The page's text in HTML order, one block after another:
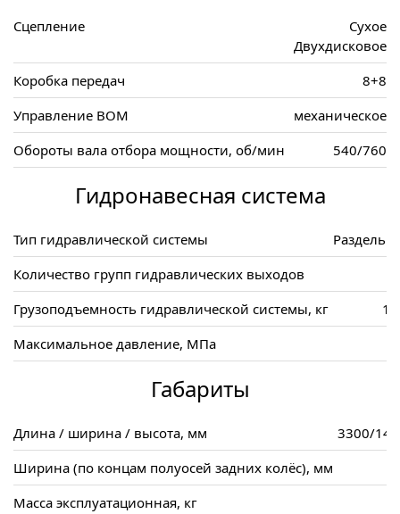
Сцепление
Сухое
Двухдисковое
Коробка передач
8+8
Управление ВОМ
механическое
Обороты вала отбора мощности, об/мин
540/760
Гидронавесная система
Тип гидравлической системы
Количество групп гидравлических выходов
Грузоподъемность гидравлической системы, кг
Максимальное давление, МПа
Габариты
Длина / ширина / высота, мм
3300/
Ширина (по концам полуосей задних колёс), мм
Масса эксплуатационная, кг